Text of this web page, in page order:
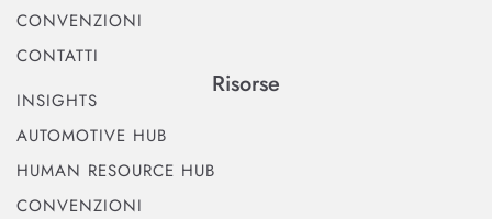
CONVENZIONI
CONTATTI
Risorse
INSIGHTS
AUTOMOTIVE HUB
HUMAN RESOURCE HUB
CONVENZIONI